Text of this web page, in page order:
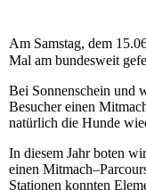
Am Samstag, dem
Mal am bundesweit
Bei Sonnenschein und
Besucher einen
natürlich die Hunde
In diesem Jahr boten
einen
Stationen konnten